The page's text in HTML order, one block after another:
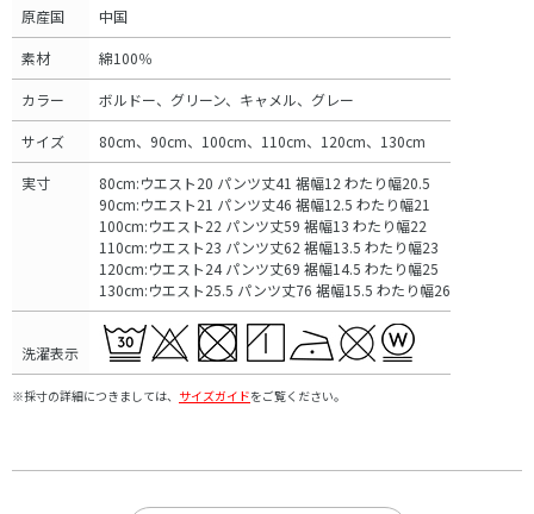
原産国 中国
素材 綿100％
カラー ボルドー、グリーン、キャメル、グレー
サイズ 80cm、90cm、100cm、110cm、120cm、130cm
実寸
80cm:ウエスト20 パンツ丈41 裾幅12 わたり幅20.5
90cm:ウエスト21 パンツ丈46 裾幅12.5 わたり幅21
100cm:ウエスト22 パンツ丈59 裾幅13 わたり幅22
110cm:ウエスト23 パンツ丈62 裾幅13.5 わたり幅23
120cm:ウエスト24 パンツ丈69 裾幅14.5 わたり幅25
130cm:ウエスト25.5 パンツ丈76 裾幅15.5 わたり幅26
洗濯表示
※採寸の詳細につきましては、 サイズガイドをご覧ください。